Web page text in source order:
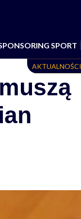
SPORT
AKTUALNOŚCI